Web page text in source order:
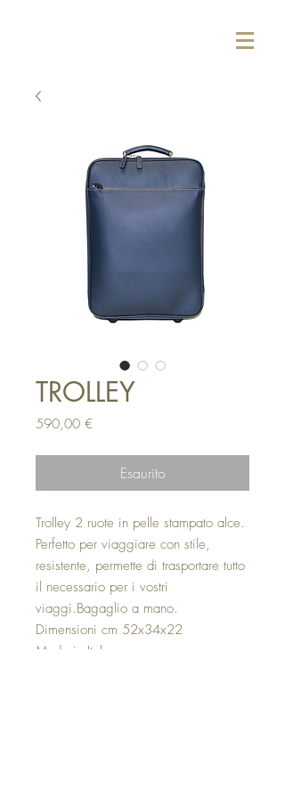
TROLLEY
590,00 €Prezzo
Esaurito
Trolley 2 ruote in pelle stampato alce.
Perfetto per viaggiare con stile,
resistente, permette di trasportare tutto
il necessario per i vostri
viaggi.Bagaglio a mano.
Dimensioni cm 52x34x22
Made in Italy